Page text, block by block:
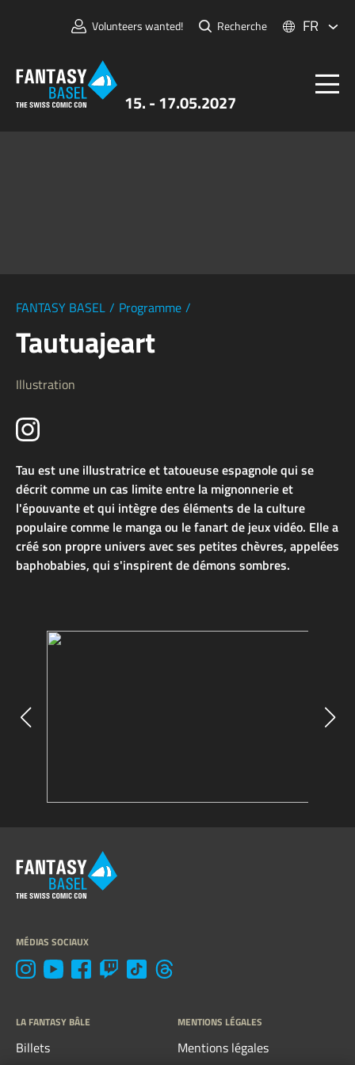
15. - 17.05.2027
Volunteers wanted! Recherche FR
FANTASY BASEL / Programme /
Tautuajeart
Illustration
Tau est une illustratrice et tatoueuse espagnole qui se
décrit comme un cas limite entre la mignonnerie et
l'épouvante et qui intègre des éléments de la culture
populaire comme le manga ou le fanart de jeux vidéo. Elle a
créé son propre univers avec ses petites chèvres, appelées
baphobabies, qui s'inspirent de démons sombres.
MÉDIAS SOCIAUX
LA FANTASY BÂLE
Billets
MENTIONS LÉGALES
Mentions légales